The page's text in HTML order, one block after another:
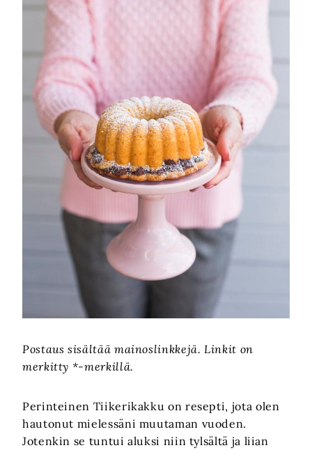
Postaus sisältää mainoslinkkejä. Linkit on
merkitty *-merkillä.
Perinteinen Tiikerikakku on resepti, jota olen
hautonut mielessäni muutaman vuoden.
Jotenkin se tuntui aluksi niin tylsältä ja liian